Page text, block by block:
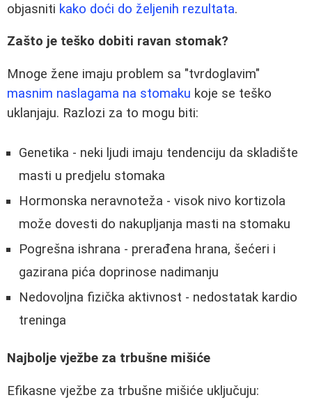
objasniti kako doći do željenih rezultata.
Zašto je teško dobiti ravan stomak?
Mnoge žene imaju problem sa "tvrdoglavim"
masnim naslagama na stomaku koje se teško
uklanjaju. Razlozi za to mogu biti:
Genetika - neki ljudi imaju tendenciju da skladište
masti u predjelu stomaka
Hormonska neravnoteža - visok nivo kortizola
može dovesti do nakupljanja masti na stomaku
Pogrešna ishrana - prerađena hrana, šećeri i
gazirana pića doprinose nadimanju
Nedovoljna fizička aktivnost - nedostatak kardio
treninga
Najbolje vježbe za trbušne mišiće
Efikasne vježbe za trbušne mišiće uključuju: